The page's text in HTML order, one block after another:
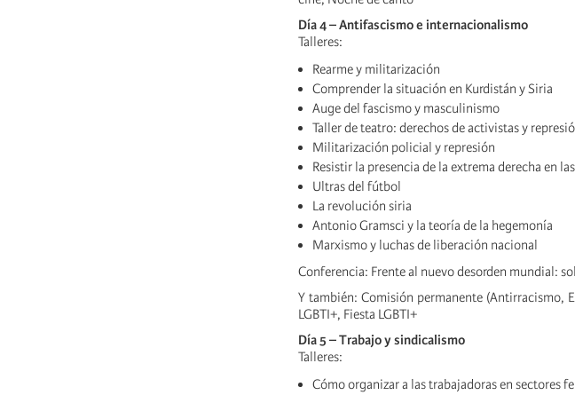
Día 4 – Antifascismo e internacionalismo
Talleres:
Rearme y militarización
Comprender la situación en Kurdistán y Siria
Auge del fascismo y masculinismo
Taller de teatro: derechos de activistas y
Militarización policial y represión
Resistir la presencia de la extrema derecha en
Ultras del fútbol
La revolución siria
Antonio Gramsci y la teoría de la hegemonía
Marxismo y luchas de liberación nacional
Conferencia: Frente al nuevo desorden mundial:
Y también: Comisión permanente (Antirracismo,
LGBTI+, Fiesta LGBTI+
Día 5 – Trabajo y sindicalismo
Talleres:
Cómo organizar a las trabajadoras en sectores